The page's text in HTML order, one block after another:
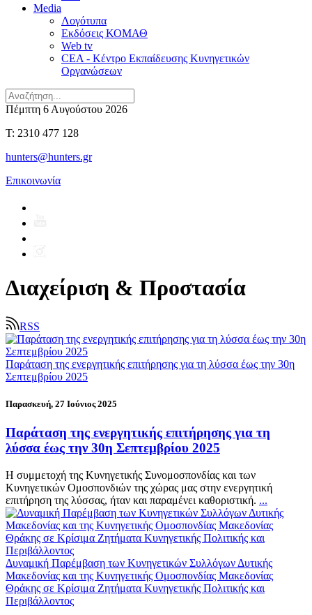
Media
Λογότυπα
Εκδόσεις ΚΟΜΑΘ
Web tv
CEA - Κέντρο Εκπαίδευσης Κυνηγετικών
Οργανώσεων
Πέμπτη 6 Αυγούστου 2026
T: 2310 477 128
hunters@hunters.gr
Επικοινωνία
Διαχείριση & Προστασία
RSS
Παράταση της ενεργητικής επιτήρησης για τη λύσσα έως την 30η
Σεπτεμβρίου 2025
Παρασκευή, 27 Ιούνιος 2025
Παράταση της ενεργητικής επιτήρησης για τη
λύσσα έως την 30η Σεπτεμβρίου 2025
Η συμμετοχή της Κυνηγετικής Συνομοσπονδίας και των
Κυνηγετικών Ομοσπονδιών της χώρας μας στην ενεργητική
επιτήρηση της λύσσας, ήταν και παραμένει καθοριστική. ...
Δυναμική Παρέμβαση των Κυνηγετικών Συλλόγων Δυτικής
Μακεδονίας και της Κυνηγετικής Ομοσπονδίας Μακεδονίας
Θράκης σε Κρίσιμα Ζητήματα Κυνηγετικής Πολιτικής και
Περιβάλλοντος